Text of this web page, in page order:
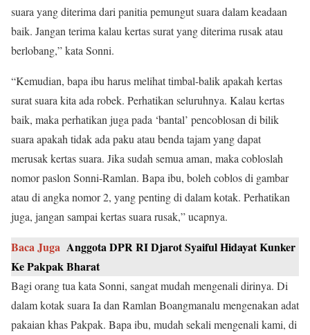
suara yang diterima dari panitia pemungut suara dalam keadaan
baik. Jangan terima kalau kertas surat yang diterima rusak atau
berlobang,” kata Sonni.
“Kemudian, bapa ibu harus melihat timbal-balik apakah kertas
surat suara kita ada robek. Perhatikan seluruhnya. Kalau kertas
baik, maka perhatikan juga pada ‘bantal’ pencoblosan di bilik
suara apakah tidak ada paku atau benda tajam yang dapat
merusak kertas suara. Jika sudah semua aman, maka cobloslah
nomor paslon Sonni-Ramlan. Bapa ibu, boleh coblos di gambar
atau di angka nomor 2, yang penting di dalam kotak. Perhatikan
juga, jangan sampai kertas suara rusak,” ucapnya.
Baca Juga Anggota DPR RI Djarot Syaiful Hidayat Kunker
Ke Pakpak Bharat
Bagi orang tua kata Sonni, sangat mudah mengenali dirinya. Di
dalam kotak suara Ia dan Ramlan Boangmanalu mengenakan adat
pakaian khas Pakpak. Bapa ibu, mudah sekali mengenali kami, di